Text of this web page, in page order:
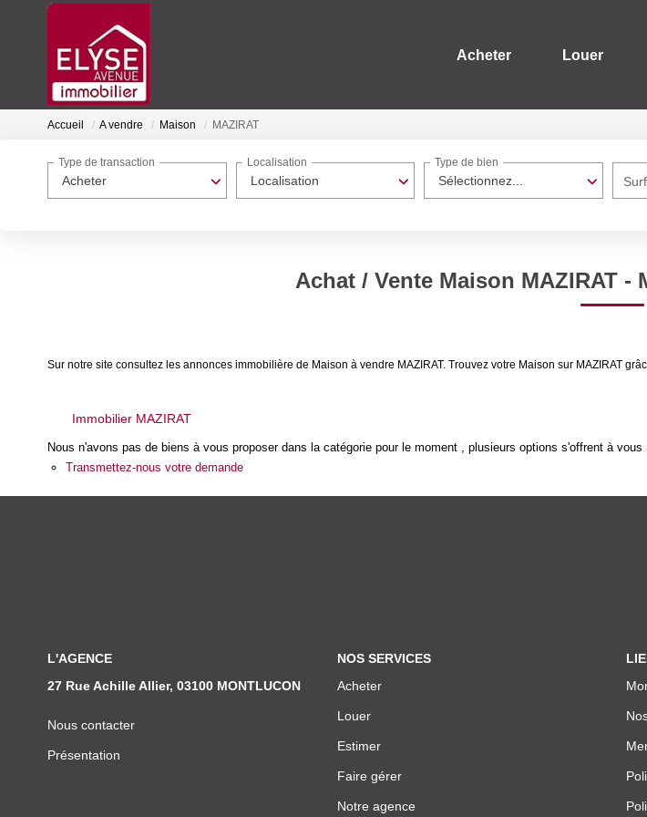
Acheter Louer
Accueil A vendre Maison MAZIRAT
Acheter
Type de transaction
Localisation
Localisation
Sélectionnez...
Type de bien
Achat / Vente Maison MAZIRAT -
Sur notre site consultez les annonces immobilière de Maison à vendre MAZIRAT. Trouvez votre Maison sur MAZIRAT
Immobilier MAZIRAT
Nous n'avons pas de biens à vous proposer dans la catégorie pour le moment , plusieurs options s'offrent à vous
Transmettez-nous votre demande
L'AGENCE
27 Rue Achille Allier, 03100 MONTLUCON
Nous contacter
Présentation
NOS SERVICES
Acheter
Louer
Estimer
Faire gérer
Notre agence